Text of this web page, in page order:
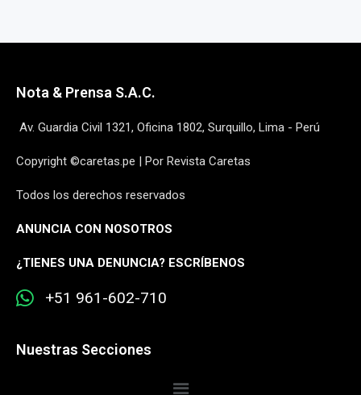
Nota & Prensa S.A.C.
Av. Guardia Civil 1321, Oficina 1802, Surquillo, Lima - Perú
Copyright ©caretas.pe | Por Revista Caretas
Todos los derechos reservados
ANUNCIA CON NOSOTROS
¿TIENES UNA DENUNCIA? ESCRÍBENOS
+51 961-602-710
Nuestras Secciones